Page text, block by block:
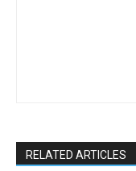
RELATED ARTICLES